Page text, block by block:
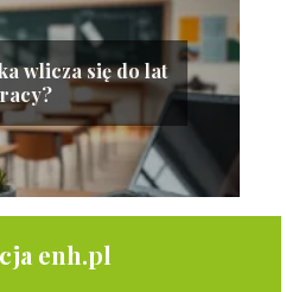
wlicza się do lat
enh.pl